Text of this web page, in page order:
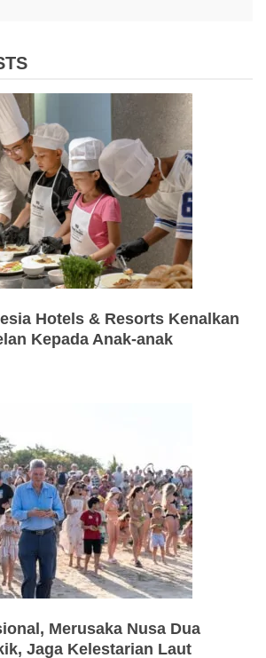
Hotels & Resorts Kenalkan
Kepada Anak-anak
Merusaka Nusa Dua
Jaga Kelestarian Laut